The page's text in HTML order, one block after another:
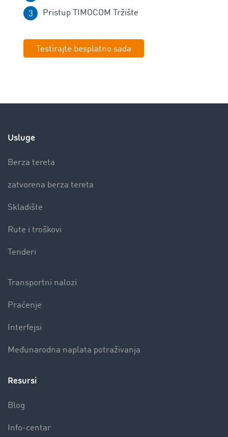
Pristup TIMOCOM Tržište
Testirajte besplatno sada
Usluge
Berza tereta
zatvorena berza tereta
Skladište
Rute i troškovi
Tenderi
Transportni nalozi
Praćenje
Interfejsi
Međunarodna naplata potraživanja
Resursi
Blog
Info-centar